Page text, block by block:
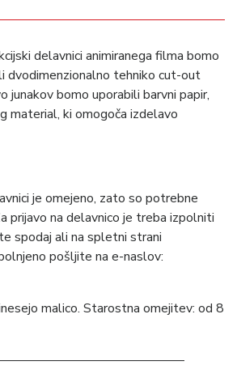
delavnici animiranega filma bomo
dvodimenzionalno tehniko cut-out
junakov bomo uporabili barvni papir,
material, ki omogoča izdelavo
je omejeno, zato so potrebne
prijavo na delavnico je treba izpolniti
spodaj ali na spletni strani
pošljite na e-naslov:
malico. Starostna omejitev: od 8